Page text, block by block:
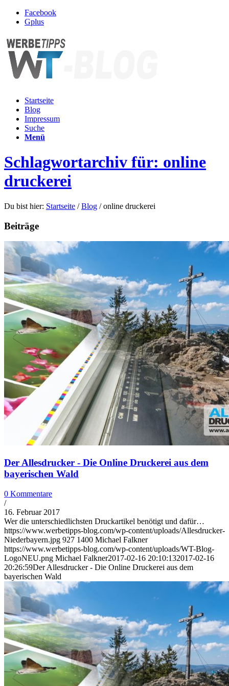
Facebook
Gplus
Startseite
Blog
Impressum
Suche
Menü
Schlagwortarchiv für: online
druckerei
Du bist hier: Startseite / Blog / online druckerei
Beiträge
Der Allesdrucker - Die Online Druckerei aus dem
bayerischen Wald
0 Kommentare
/
16. Februar 2017
Wer die unterschiedlichsten Druckartikel benötigt und dafür…
https://www.werbetipps-blog.com/wp-content/uploads/Allesdrucker-
Niederbayern.jpg 927 1400 Michael Falkner
https://www.werbetipps-blog.com/wp-content/uploads/WT-Blog-
LogoNEU.png Michael Falkner2017-02-16 20:10:132017-02-16
20:26:59Der Allesdrucker - Die Online Druckerei aus dem
bayerischen Wald